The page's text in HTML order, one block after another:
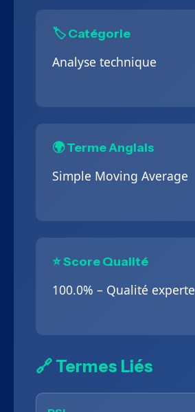
🏷️ Catégorie
Analyse technique
🌍 Terme Anglais
Simple Moving Average
⭐ Score Qualité
100.0% – Qualité experte
🔗 Termes Liés